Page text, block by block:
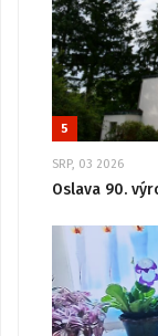
5
SRP, 03 2026
Oslava 90.